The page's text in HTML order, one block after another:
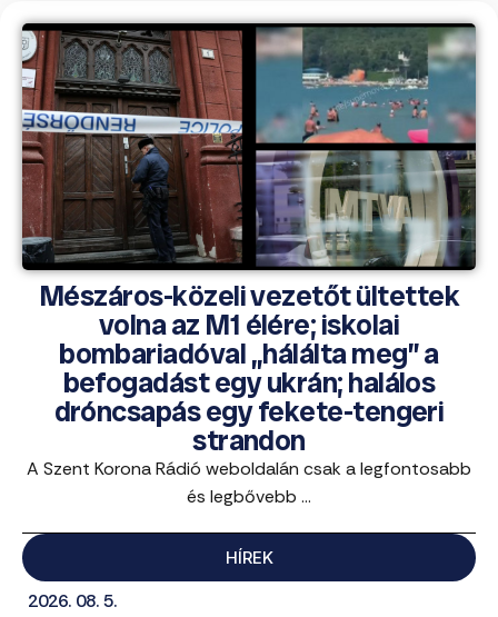
Mészáros-közeli vezetőt ültettek
volna az M1 élére; iskolai
bombariadóval „hálálta meg” a
befogadást egy ukrán; halálos
dróncsapás egy fekete-tengeri
strandon
A Szent Korona Rádió weboldalán csak a legfontosabb
és legbővebb ...
HÍREK
2026. 08. 5.